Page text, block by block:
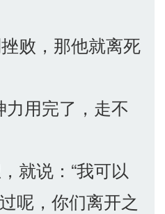
败，那他就离死
用完了，走不
就说：“我可以
呢，你们离开之